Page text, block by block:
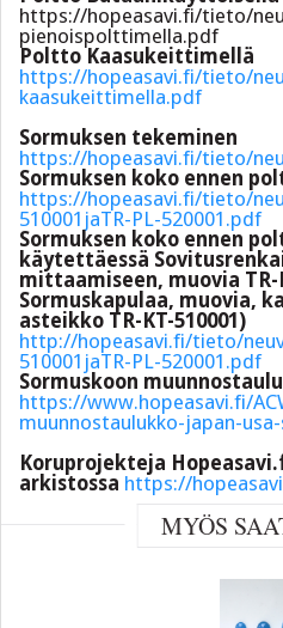
https://hopeasavi.fi/tieto/
pienoispolttimella.pdf
Poltto Kaasukeittimellä
https://hopeasavi.fi/tieto/
kaasukeittimella.pdf
Sormuksen tekeminen
https://hopeasavi.fi/tieto/
Sormuksen koko ennen
https://hopeasavi.fi/tieto/
510001jaTR-PL-520001.pdf
Sormuksen koko ennen
käytettäessä
mittaamiseen, muovia TR-
Sormuskapulaa, muovia,
asteikko TR-KT-510001)
http://hopeasavi.fi/tieto/
510001jaTR-PL-520001.pdf
Sormuskoon
https://www.hopeasavi.fi/
muunnostaulukko-japan-
Koruprojekteja
arkistossa https://
MYÖS